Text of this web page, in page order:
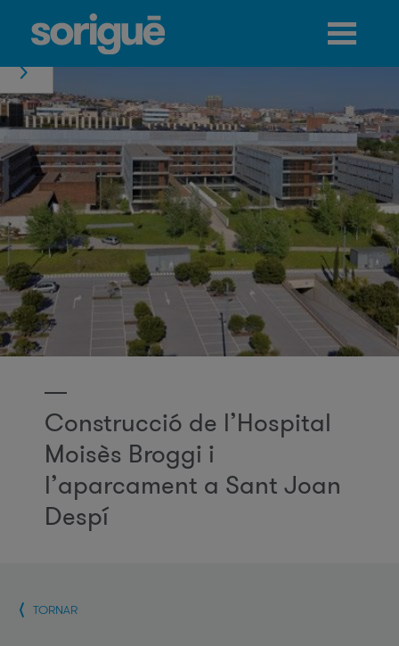
Jump to navigation
Construcció de l’Hospital
Moisès Broggi i
l’aparcament a Sant Joan
Despí
TORNAR
Menú